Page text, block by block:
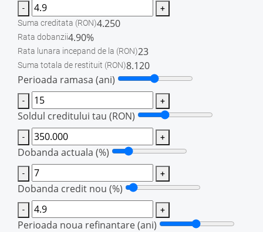
- +
Suma creditata (RON)4.250
Rata dobanzii4.90%
Rata lunara incepand de la (RON)23
Suma totala de restituit (RON)8.120
Perioada ramasa (ani)
- +
Soldul creditului tau (RON)
- +
Dobanda actuala (%)
- +
Dobanda credit nou (%)
- +
Perioada noua refinantare (ani)